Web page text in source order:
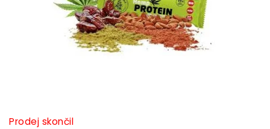
Prodej skončil